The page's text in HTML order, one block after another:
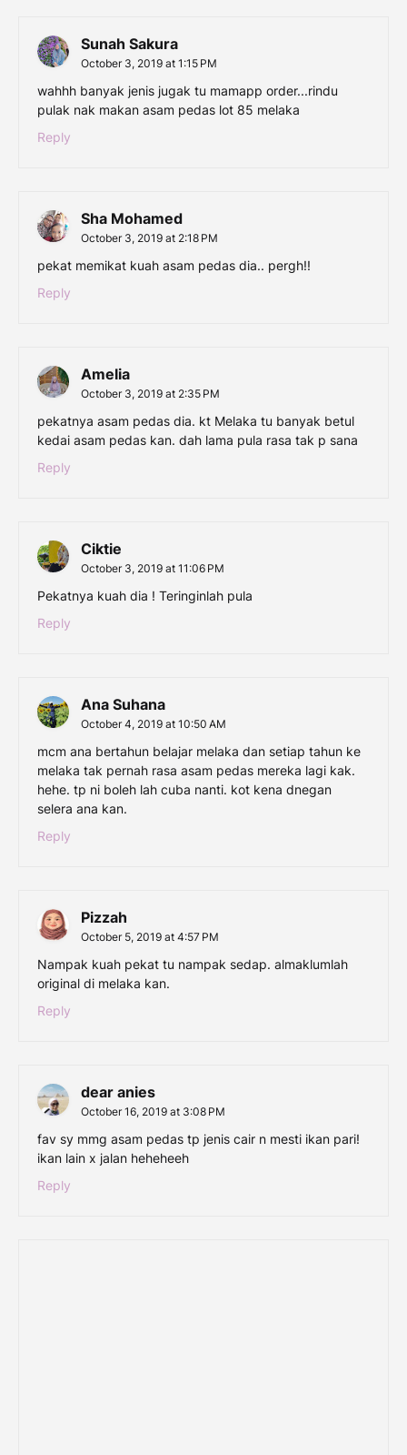
Sunah Sakura
October 3, 2019 at 1:15 PM
wahhh banyak jenis jugak tu mamapp order...rindu
pulak nak makan asam pedas lot 85 melaka
Reply
Sha Mohamed
October 3, 2019 at 2:18 PM
pekat memikat kuah asam pedas dia.. pergh!!
Reply
Amelia
October 3, 2019 at 2:35 PM
pekatnya asam pedas dia. kt Melaka tu banyak betul
kedai asam pedas kan. dah lama pula rasa tak p sana
Reply
Ciktie
October 3, 2019 at 11:06 PM
Pekatnya kuah dia ! Teringinlah pula
Reply
Ana Suhana
October 4, 2019 at 10:50 AM
mcm ana bertahun belajar melaka dan setiap tahun ke
melaka tak pernah rasa asam pedas mereka lagi kak.
hehe. tp ni boleh lah cuba nanti. kot kena dnegan
selera ana kan.
Reply
Pizzah
October 5, 2019 at 4:57 PM
Nampak kuah pekat tu nampak sedap. almaklumlah
original di melaka kan.
Reply
dear anies
October 16, 2019 at 3:08 PM
fav sy mmg asam pedas tp jenis cair n mesti ikan pari!
ikan lain x jalan heheheeh
Reply